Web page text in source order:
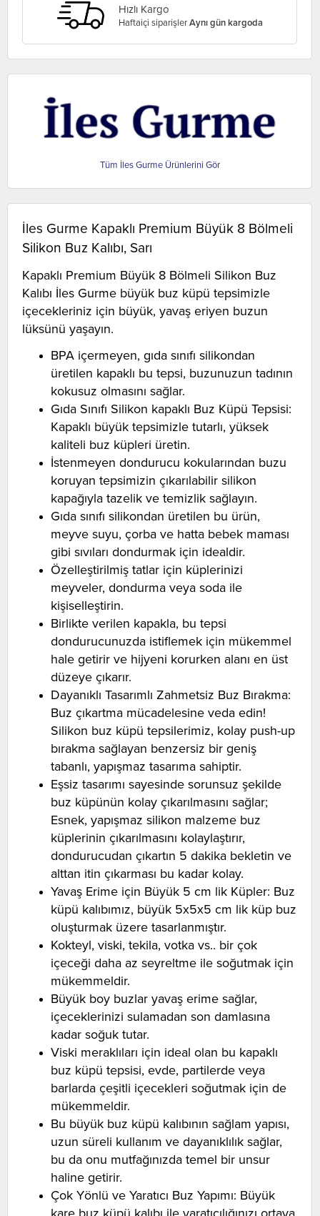
Hızlı Kargo
Haftaiçi siparişlerAynı gün kargoda
İles Gurme
İles Gurme Kapaklı Premium Büyük 8 Bölmeli
Silikon Buz Kalıbı, Sarı
Kapaklı Premium Büyük 8 Bölmeli Silikon Buz
Kalıbı İles Gurme büyük buz küpü tepsimizle
içecekleriniz için büyük, yavaş eriyen buzun
lüksünü yaşayın.
BPA içermeyen, gıda sınıfı silikondan
üretilen kapaklı bu tepsi, buzunuzun tadının
kokusuz olmasını sağlar.
Gıda Sınıfı Silikon kapaklı Buz Küpü Tepsisi:
Kapaklı büyük tepsimizle tutarlı, yüksek
kaliteli buz küpleri üretin.
İstenmeyen dondurucu kokularından buzu
koruyan tepsimizin çıkarılabilir silikon
kapağıyla tazelik ve temizlik sağlayın.
Gıda sınıfı silikondan üretilen bu ürün,
meyve suyu, çorba ve hatta bebek maması
gibi sıvıları dondurmak için idealdir.
Özelleştirilmiş tatlar için küplerinizi
meyveler, dondurma veya soda ile
kişiselleştirin.
Birlikte verilen kapakla, bu tepsi
dondurucunuzda istiflemek için mükemmel
hale getirir ve hijyeni korurken alanı en üst
düzeye çıkarır.
Dayanıklı Tasarımlı Zahmetsiz Buz Bırakma:
Buz çıkartma mücadelesine veda edin!
Silikon buz küpü tepsilerimiz, kolay push-up
bırakma sağlayan benzersiz bir geniş
tabanlı, yapışmaz tasarıma sahiptir.
Eşsiz tasarımı sayesinde sorunsuz şekilde
buz küpünün kolay çıkarılmasını sağlar;
Esnek, yapışmaz silikon malzeme buz
küplerinin çıkarılmasını kolaylaştırır,
dondurucudan çıkartın 5 dakika bekletin ve
alttan itin çıkarması bu kadar kolay.
Yavaş Erime için Büyük 5 cm lik Küpler: Buz
küpü kalıbımız, büyük 5x5x5 cm lik küp buz
oluşturmak üzere tasarlanmıştır.
Kokteyl, viski, tekila, votka vs.. bir çok
içeceği daha az seyreltme ile soğutmak için
mükemmeldir.
Büyük boy buzlar yavaş erime sağlar,
içeceklerinizi sulamadan son damlasına
kadar soğuk tutar.
Viski meraklıları için ideal olan bu kapaklı
buz küpü tepsisi, evde, partilerde veya
barlarda çeşitli içecekleri soğutmak için de
mükemmeldir.
Bu büyük buz küpü kalıbının sağlam yapısı,
uzun süreli kullanım ve dayanıklılık sağlar,
bu da onu mutfağınızda temel bir unsur
haline getirir.
Çok Yönlü ve Yaratıcı Buz Yapımı: Büyük